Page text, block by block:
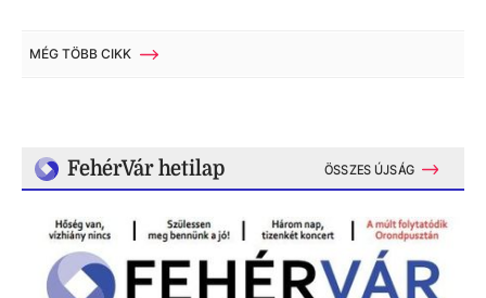
MÉG TÖBB CIKK
FehérVár hetilap ÖSSZES ÚJSÁG